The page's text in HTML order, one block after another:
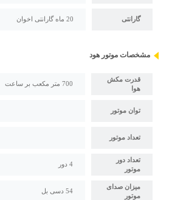
گارانتی 20 ماه گارانتی اخوان
مشخصات موتور هود
قدرت مکش
هوا
700 متر مکعب بر ساعت
توان موتور
تعداد موتور
تعداد دور
موتور
4 دور
میزان صدای
موتور
54 دسی بل